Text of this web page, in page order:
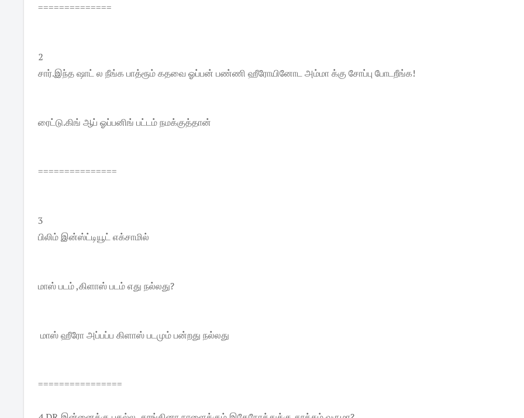
==============
2
சார்.இந்த ஷாட் ல நீங்க பாத்ரூம் கதவை ஓப்பன் பண்ணி ஹீரோயினோட அம்மா க்கு சோப்பு போடறீங்க!
ரைட்டு.கிங் ஆப் ஓப்பனிங் பட்டம் நமக்குத்தான்
===============
3
பிலிம் இன்ஸ்ட்டியூட் எக்சாமில்
மாஸ் படம் ,கிளாஸ் படம் எது நல்லது?
மாஸ் ஹீரோ அப்பப்ப கிளாஸ் படமும் பன்றது நல்லது
================